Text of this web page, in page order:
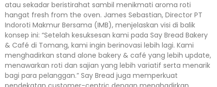
atau sekadar beristirahat sambil menikmati aroma roti
hangat fresh from the oven. James Sebastian, Director PT
Indoroti Makmur Bersama (IMB), menjelaskan visi di balik
konsep ini: “Setelah kesuksesan kami pada Say Bread Bakery
& Café di Tomang, kami ingin berinovasi lebih lagi. Kami
menghadirkan stand alone bakery & café yang lebih update,
menawarkan roti dan sajian yang lebih variatif serta menarik
bagi para pelanggan.” Say Bread juga memperkuat